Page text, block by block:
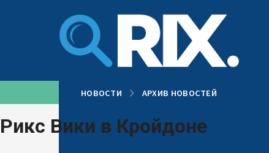
НОВОСТИ АРХИВ НОВОСТЕЙ
Рикс Вики в Кройдоне